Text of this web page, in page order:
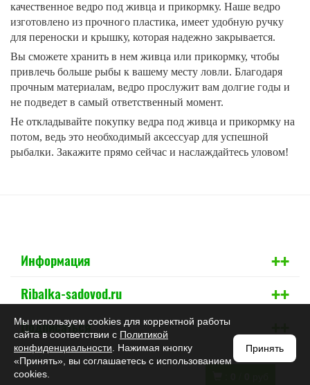
качественное ведро под живца и прикормку. Наше ведро
изготовлено из прочного пластика, имеет удобную ручку
для переноски и крышку, которая надежно закрывается.
Вы сможете хранить в нем живца или прикормку, чтобы
привлечь больше рыбы к вашему месту ловли. Благодаря
прочным материалам, ведро прослужит вам долгие годы и
не подведет в самый ответственный момент.
Не откладывайте покупку ведра под живца и прикормку на
потом, ведь это необходимый аксессуар для успешной
рыбалки. Закажите прямо сейчас и наслаждайтесь уловом!
Информация +
+
Ribalka-sadovod.ru +
+
Подписаться +
+
Мы используем cookies для корректной работы
сайта в соответствии с Политикой
конфиденциальности . Нажимая кнопку
«Принять», вы соглашаетесь с использованием
cookies.
Принять